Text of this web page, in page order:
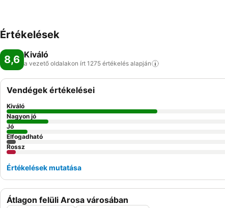
Értékelések
8,6 Kiváló
a vezető oldalakon írt 1275 értékelés alapján
Átlagon felüli Arosa városában
Vendégek értékelései
Kiváló
Nagyon jó
Jó
Elfogadható
Rossz
Értékelések mutatása